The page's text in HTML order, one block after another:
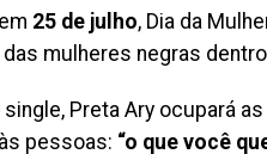
25 de julho, Dia da
mulheres negras
Preta Ary ocupará
pessoas: “o que você